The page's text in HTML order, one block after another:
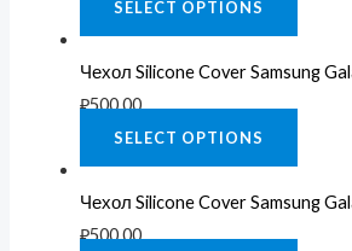
SELECT OPTIONS
Чехол Silicone Cover Samsung
₽500.00
SELECT OPTIONS
Чехол Silicone Cover Samsung
₽500.00